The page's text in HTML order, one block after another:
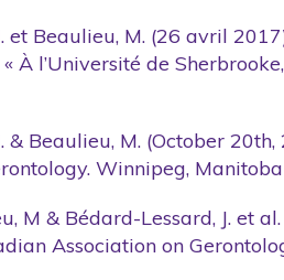
et Beaulieu, M. (26 avril
À l’Université de
& Beaulieu, M. (October
Winnipeg,
M & Bédard-Lessard, J. et
Association on